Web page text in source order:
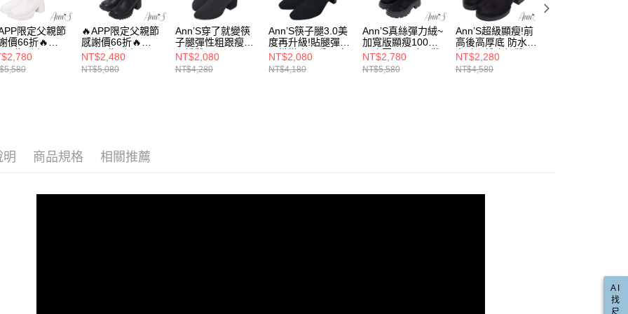
3.完整用戶服務條款，請詳閱以下連結：
https://oppay.tw/userRule
【注意事項】
１．透過由恩沛科技股份有限公司提供之「AFTEE先享後付」服務完成之
交易，需依本服務之必要範圍內提供個人資料，並將交易相關給付款項請
求債權轉讓予恩沛科技股份有限公司。
２．關於個人資料處理事宜，請瀏覽以下網址：
動。
選機能 💕前掌乳棉系列
選材質 合成皮
選款式 軍靴
選腳型 棉花糖加寬版
限定父親節
價66折🔥
告別小腿肌-
版還你瘦瘦腿
性直腿及膝靴
🔥APP限定父親節
感謝價66折🔥
Ann’S告別小腿肌-
還你瘦瘦腿超彈性
直腿及膝靴7cm-黑
NT$2,480
NT$5,080
Ann’S穿了就變筷
子腿彈性粗跟瘦小
腿襪靴6.5cm-黑
NT$2,080
NT$4,280
Ann’S筷子腿3.0美
度再升級!貼腿彈力
飛織微方頭扁跟瘦
小腿襪靴6.5cm-黑
NT$2,080
NT$4,180
Ann’S真絲彈力絨~
加寬版顯瘦100分
厚底圓頭及膝長靴
6cm-黑
NT$2,780
NT$5,580
Ann’S超級顯瘦!前
高後高厚底 防水絨
布貼腿襪套短靴
6cm-黑
NT$2,280
NT$4,580
明 商品規格 相關推薦
AI
找
尺